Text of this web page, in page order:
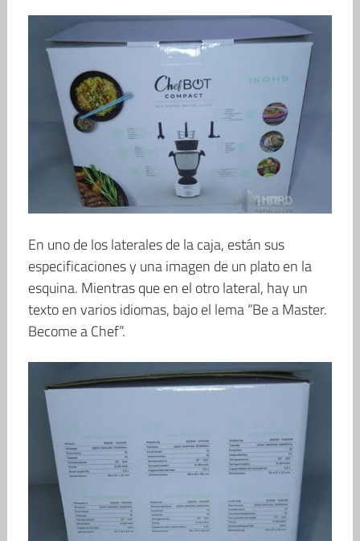
En uno de los laterales de la caja, están sus
especificaciones y una imagen de un plato en la
esquina. Mientras que en el otro lateral, hay un
texto en varios idiomas, bajo el lema “Be a Master.
Become a Chef”.